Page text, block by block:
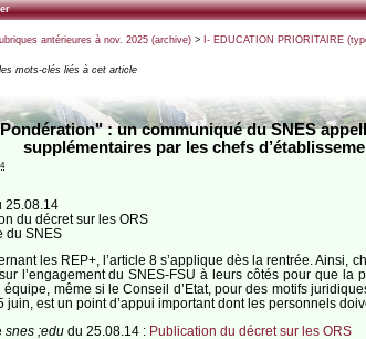
antérieures à nov. 2025 (archive)> I- EDUCATION PRIORITAIRE
mots-clés liés à cet article
: un communiqué du SNES
supplémentaires par les chefs
25.08.14
du décret sur les ORS
du SNES
les REP+, l’article 8 s’applique dès la rentrée.
l’engagement du SNES-FSU à leurs côtés pour que
équipe, même si le Conseil d’Etat, pour des motifs
juin, est un point d’appui important dont les personnels
snes ;edudu 25.08.14 : Publication du décret sur les ORS